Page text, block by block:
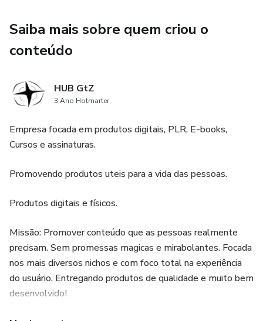
Adeus às preocupações com a queda de cabelo! Você
merece ter cabelos deslumbrantes que chamam a atenção
cabelo enquanto você aproveita a vida. Não espere mais
para ter o cabelo dos seus sonhos.
poder da natureza aliado à tecnologia avançada.
tempo com produtos que não cumprem suas promessas.
da queda. Adquira agora mesmo o Segredos do Cabelo
Saiba mais sobre quem criou o
conteúdo
HUB GtZ
3 Ano Hotmarter
Empresa focada em produtos digitais, PLR, E-books,
Cursos e assinaturas.
Promovendo produtos uteis para a vida das pessoas.
Produtos digitais e físicos.
Missão: Promover conteúdo que as pessoas realmente
precisam. Sem promessas magicas e mirabolantes. Focada
nos mais diversos nichos e com foco total na experiência
do usuário. Entregando produtos de qualidade e muito bem
desenvolvido!